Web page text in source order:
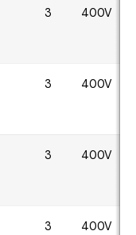
3 400V
3 400V
3 400V
3 400V